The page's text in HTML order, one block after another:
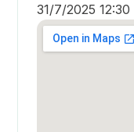
31/7/2025 12:30